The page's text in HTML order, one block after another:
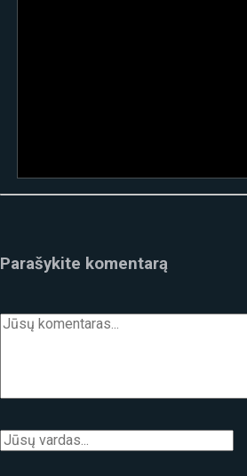
Parašykite komentarą